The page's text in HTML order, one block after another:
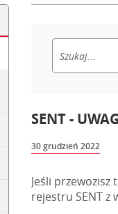
SENT -
30 grudzień 2022
Jeśli
rejestru SENT z